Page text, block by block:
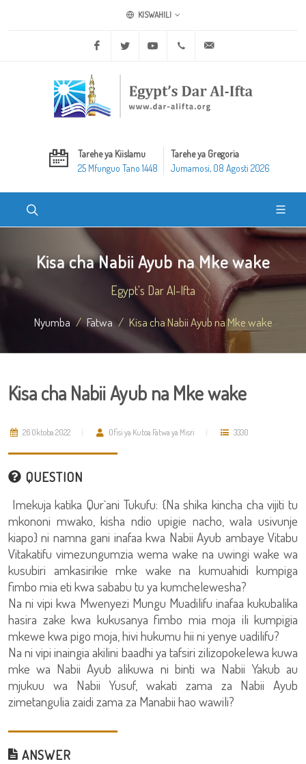
KISWAHILI
Facebook Twitter Youtube +20 2 25970400
Tarehe ya Kiislamu
25 Mfunguo Tano 1448
Tarehe ya Gregoria
Jumamosi, 08 Agosti 2026
Kisa cha Nabii Ayub na Mke wake
Egypt's Dar Al-Ifta
Nyumba Fatwa Kisa cha Nabii Ayub na Mke wake
Kisa cha Nabii Ayub na Mke wake
26 Oktoba 2022 Ofisi ya Kutoa Fatwa ya Misri 3330
QUESTION
Imekuja katika Qur`ani Tukufu: {Na shika kincha cha vijiti tu
mkononi mwako, kisha ndio upigie nacho, wala usivunje
kiapo} ni namna gani inafaa kwa Nabii Ayub ambaye Vitabu
Vitakatifu vimezungumzia wema wake na uwingi wake wa
kusubiri amkasirikie mke wake na kumuahidi kumpiga
fimbo mia eti kwa sababu tu ya kumchelewesha?
Na ni vipi kwa Mwenyezi Mungu Muadilifu inafaa kukubalika
hasira zake kwa kukusanya fimbo mia moja ili kumpigia
mkewe kwa pigo moja, hivi hukumu hii ni yenye uadilifu?
Na ni vipi inaingia akilini baadhi ya tafsiri zilizopokelewa kuwa
mke wa Nabii Ayub alikuwa ni binti wa Nabii Yakub au
mjukuu wa Nabii Yusuf, wakati zama za Nabii Ayub
zimetangulia zaidi zama za Manabii hao wawili?
ANSWER